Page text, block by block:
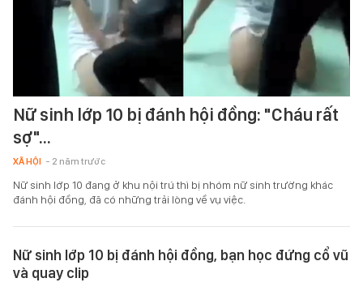
Nữ sinh lớp 10 bị đánh hội đồng: "Cháu rất
sợ"...
XÃ HỘI - 2 năm trước
Nữ sinh lớp 10 đang ở khu nội trú thì bị nhóm nữ sinh trường khác
đánh hội đồng, đã có những trải lòng về vụ việc.
Nữ sinh lớp 10 bị đánh hội đồng, bạn học đứng cổ vũ
và quay clip